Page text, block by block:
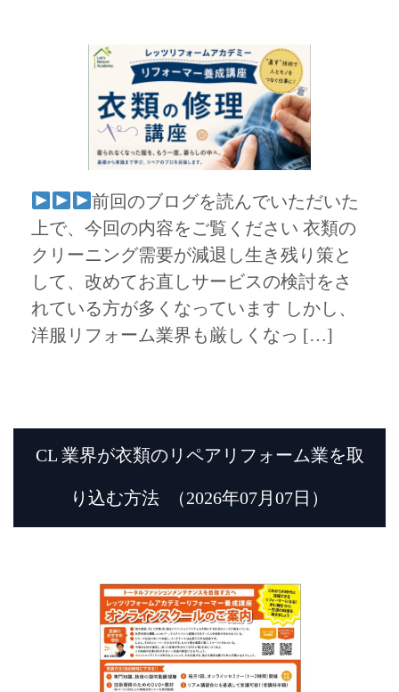
前回のブログを読んでいただいた
上で、今回の内容をご覧ください 衣類の
クリーニング需要が減退し生き残り策と
して、改めてお直しサービスの検討をさ
れている方が多くなっています しかし、
洋服リフォーム業界も厳しくなっ […]
CL 業界が衣類のリペアリフォーム業を取
り込む方法 （2026年07月07日）